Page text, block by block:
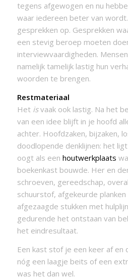
tegens afgewogen en nu
waar iedereen beter van
gesprekken op. Gesprekken
een stevig beroep moeten
interviewvaardigheden.
namelijk tamelijk lastig hun
woorden te brengen.
Restmateriaal
Het isvaak ook lastig. Na het
van een idee blijft in je hoofd
achter. Hoofdzaken, bijzaken,
doodlopende denklijnen: het
oogt als een houtwerkplaats
boekenkast bouwde. Her en
schroeven, gereedschap,
schuurstof, afgekeurde planken
afgezaagde stukken met
gedurende het ontstaan van
het eindresultaat.
Een kast stof je een keer af en
nóg een laagje beits of een
was het dan wel.